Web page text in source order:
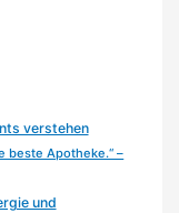
verstehen
beste Apotheke.“ –
und